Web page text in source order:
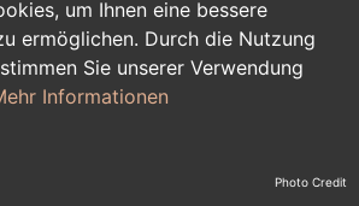
um Ihnen eine bessere
ermöglichen. Durch die Nutzung
Sie unserer Verwendung
Informationen
Assistenz, Sekretariat
und Nebenjobs
duale Ausbildung Photo Credit